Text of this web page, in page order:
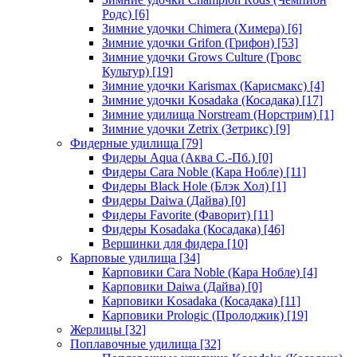
Родс) [6]
Зимние удочки Chimera (Химера) [6]
Зимние удочки Grifon (Грифон) [53]
Зимние удочки Grows Culture (Гровс
Культур) [19]
Зимние удочки Karismax (Карисмакс) [4]
Зимние удочки Kosadaka (Косадака) [17]
Зимние удилища Norstream (Норстрим) [1]
Зимние удочки Zetrix (Зетрикс) [9]
Фидерные удилища [79]
Фидеры Aqua (Аква С.-Пб.) [0]
Фидеры Cara Noble (Кара Нобле) [11]
Фидеры Black Hole (Блэк Хол) [1]
Фидеры Daiwa (Дайва) [0]
Фидеры Favorite (Фаворит) [11]
Фидеры Kosadaka (Косадака) [46]
Вершинки для фидера [10]
Карповые удилища [34]
Карповики Cara Noble (Кара Нобле) [4]
Карповики Daiwa (Дайва) [0]
Карповики Kosadaka (Косадака) [11]
Карповики Prologic (Пролоджик) [19]
Жерлицы [32]
Поплавочные удилища [32]